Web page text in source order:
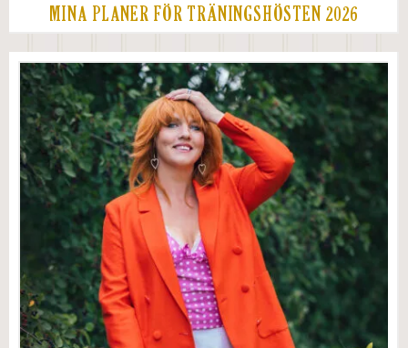
MINA PLANER FÖR TRÄNINGSHÖSTEN 2026